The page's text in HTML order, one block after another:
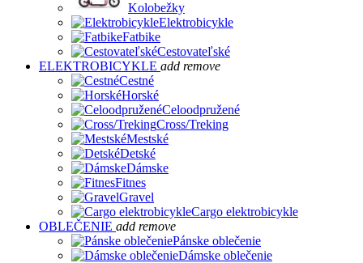
Kolobežky
Elektrobicykle
Fatbike
Cestovateľské
ELEKTROBICYKLE add remove
Cestné
Horské
Celoodpružené
Cross/Treking
Mestské
Detské
Dámske
Fitnes
Gravel
Cargo elektrobicykle
OBLEČENIE add remove
Pánske oblečenie
Dámske oblečenie